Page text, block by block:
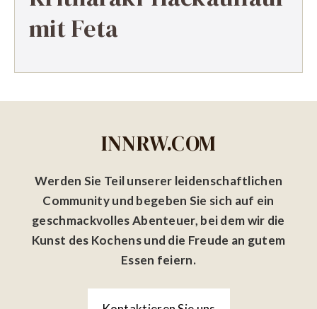
mit Feta
INNRW.COM
Werden Sie Teil unserer leidenschaftlichen
Community und begeben Sie sich auf ein
geschmackvolles Abenteuer, bei dem wir die
Kunst des Kochens und die Freude an gutem
Essen feiern.